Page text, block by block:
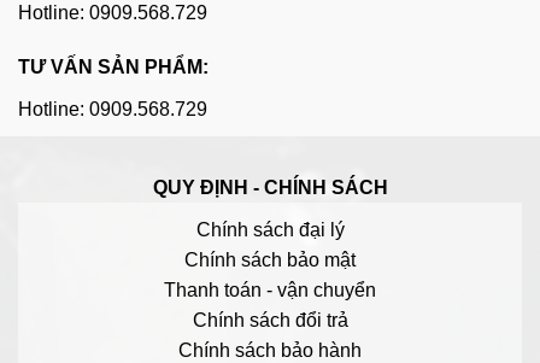
Hotline: 0909.568.729
TƯ VẤN SẢN PHẨM:
Hotline: 0909.568.729
QUY ĐỊNH - CHÍNH SÁCH
Chính sách đại lý
Chính sách bảo mật
Thanh toán - vận chuyển
Chính sách đổi trả
Chính sách bảo hành